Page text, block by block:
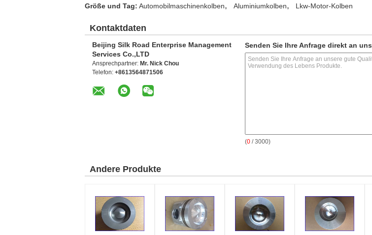
Größe und Tag: Automobilmaschinenkolben, Aluminiumkolben, Lkw-Motor-Kolben
Kontaktdaten
Beijing Silk Road Enterprise Management
Services Co.,LTD
Ansprechpartner: Mr. Nick Chou
Telefon: +8613564871506
Senden Sie Ihre Anfrage direkt an uns
(0 / 3000)
Andere Produkte